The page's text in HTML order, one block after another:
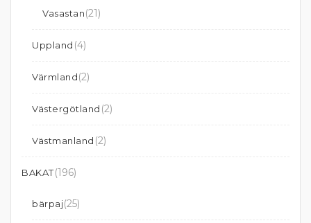
Vasastan(21)
Uppland (4)
Värmland(2)
Västergötland (2)
Västmanland (2)
BAKAT(196)
bärpaj(25)